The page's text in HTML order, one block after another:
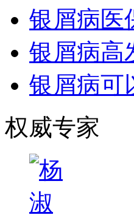
银屑病医
银屑病高
银屑病可
权威专家